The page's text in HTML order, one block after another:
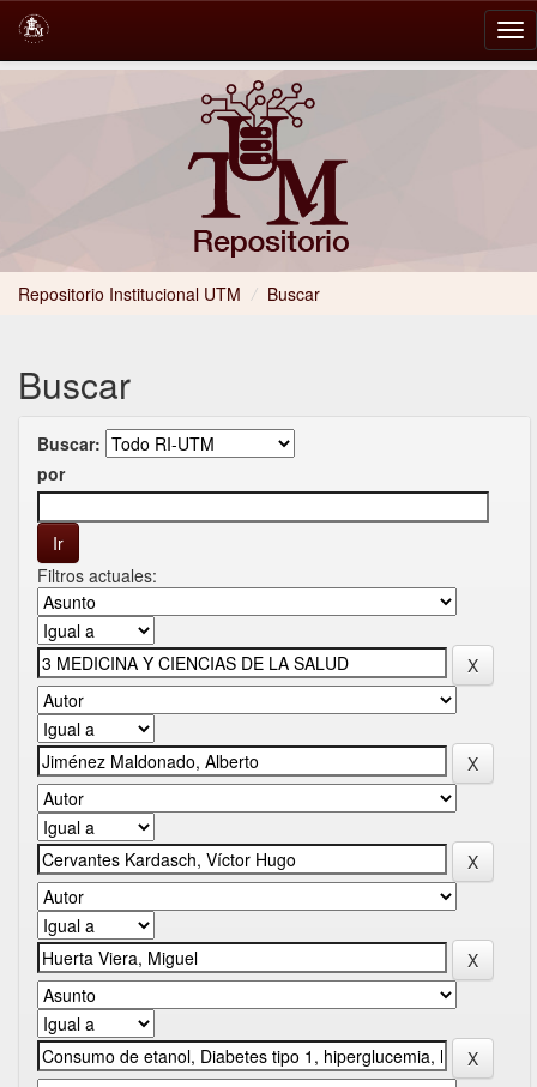
Repositorio Institucional UTM / Buscar
Buscar
Buscar:
por
Filtros actuales: